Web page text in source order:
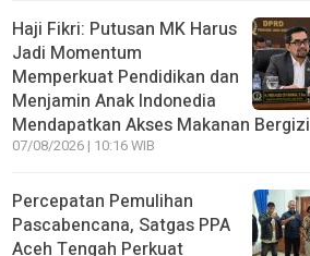
Haji Fikri: Putusan MK Harus
Jadi Momentum
Memperkuat Pendidikan dan
Menjamin Anak Indonedia
Mendapatkan Akses Makanan Bergizi
07/08/2026 | 10:16 WIB
Percepatan Pemulihan
Pascabencana, Satgas PPA
Aceh Tengah Perkuat